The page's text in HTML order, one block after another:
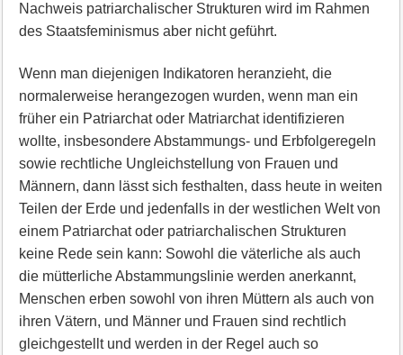
Nachweis patriarchalischer Strukturen wird im Rahmen
des Staatsfeminismus aber nicht geführt.
Wenn man diejenigen Indikatoren heranzieht, die
normalerweise herangezogen wurden, wenn man ein
früher ein Patriarchat oder Matriarchat identifizieren
wollte, insbesondere Abstammungs- und Erbfolgeregeln
sowie rechtliche Ungleichstellung von Frauen und
Männern, dann lässt sich festhalten, dass heute in weiten
Teilen der Erde und jedenfalls in der westlichen Welt von
einem Patriarchat oder patriarchalischen Strukturen
keine Rede sein kann: Sowohl die väterliche als auch
die mütterliche Abstammungslinie werden anerkannt,
Menschen erben sowohl von ihren Müttern als auch von
ihren Vätern, und Männer und Frauen sind rechtlich
gleichgestellt und werden in der Regel auch so